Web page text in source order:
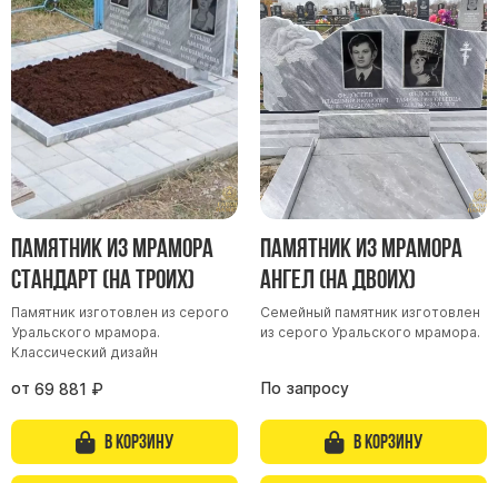
Памятник из мрамора
Стандарт (на троих)
Памятник изготовлен из серого
Уральского мрамора.
Классический дизайн
от 69 881 ₽
В корзину
Памятник из мрамора
Ангел (на двоих)
Семейный памятник изготовлен
из серого Уральского мрамора.
По запросу
В корзину